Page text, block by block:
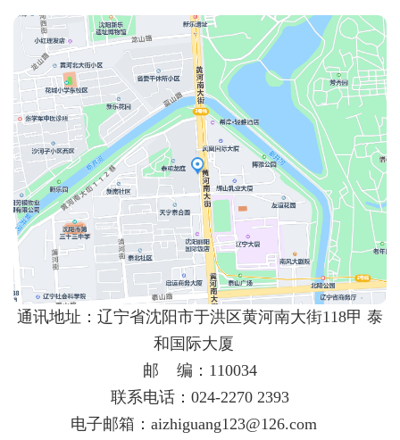
通讯地址：辽宁省沈阳市于洪区黄河南大街118甲 泰
和国际大厦
邮 编：110034
联系电话：024-2270 2393
电子邮箱：aizhiguang123@126.com